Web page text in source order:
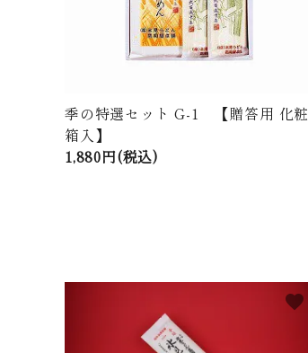
季の特選セット G-1 【贈答用 化粧
箱入】
1,880円(税込)
favorite